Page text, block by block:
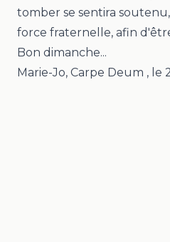
tomber se sentira
force fraternelle, afin
Bon dimanche...
Marie-Jo, Carpe Deum , le